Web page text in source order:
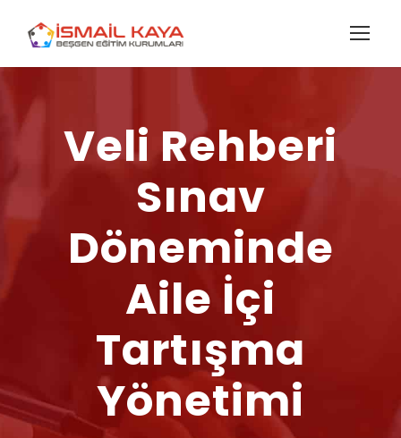
Veli Rehberi
Sınav
Döneminde
Aile İçi
Tartışma
Yönetimi